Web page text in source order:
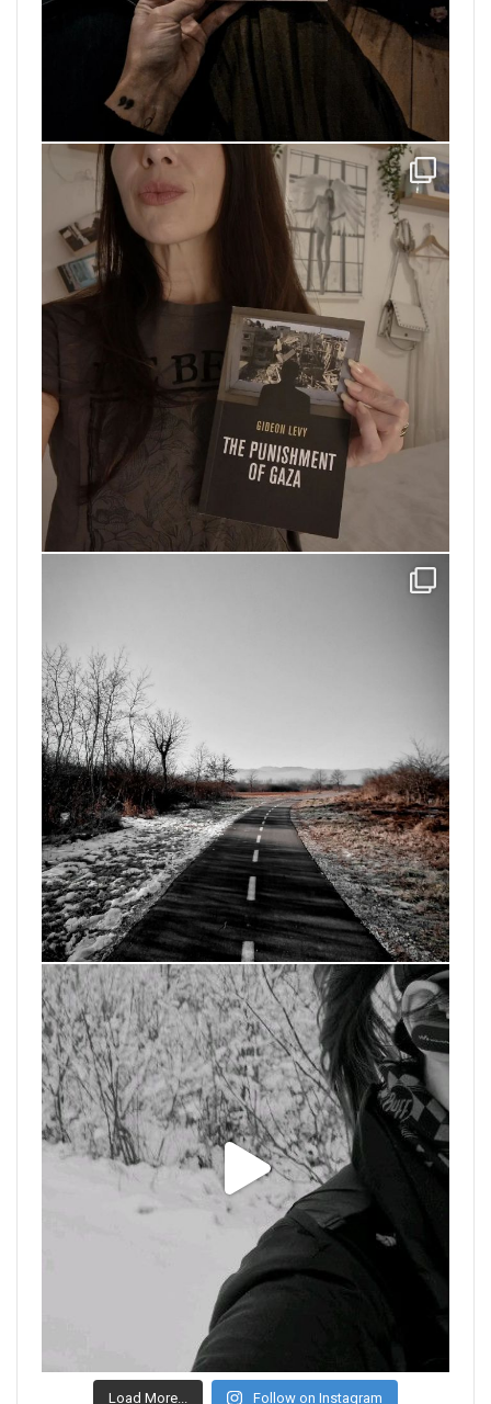
Load More... Follow on Instagram